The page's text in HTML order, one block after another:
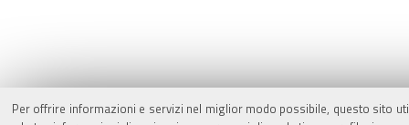
Per offrire informazioni e servizi nel miglior modo possibile, questo sito